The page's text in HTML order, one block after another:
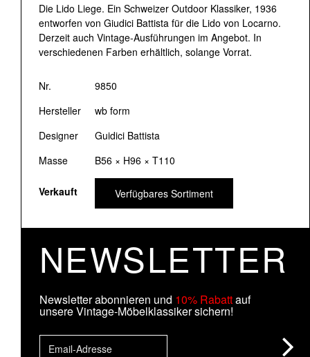
Die Lido Liege. Ein Schweizer Outdoor Klassiker, 1936
entworfen von Giudici Battista für die Lido von Locarno.
Derzeit auch Vintage-Ausführungen im Angebot. In
verschiedenen Farben erhältlich, solange Vorrat.
Nr.
9850
Hersteller
wb form
Designer
Guidici Battista
Masse
B56 × H96 × T110
Verkauft Verfügbares Sortiment
NEWSLETTER
Newsletter abonnieren und 10% Rabattauf
unsere Vintage-Möbelklassiker sichern!